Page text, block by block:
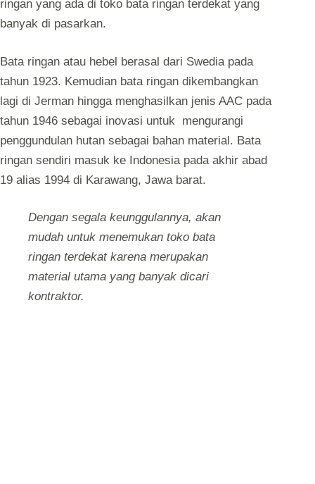
ringan yang ada di toko bata ringan terdekat yang
banyak di pasarkan.
Bata ringan atau hebel berasal dari Swedia pada
tahun 1923. Kemudian bata ringan dikembangkan
lagi di Jerman hingga menghasilkan jenis AAC pada
tahun 1946 sebagai inovasi untuk mengurangi
penggundulan hutan sebagai bahan material. Bata
ringan sendiri masuk ke Indonesia pada akhir abad
19 alias 1994 di Karawang, Jawa barat.
Dengan segala keunggulannya, akan
mudah untuk menemukan toko bata
ringan terdekat karena merupakan
material utama yang banyak dicari
kontraktor.